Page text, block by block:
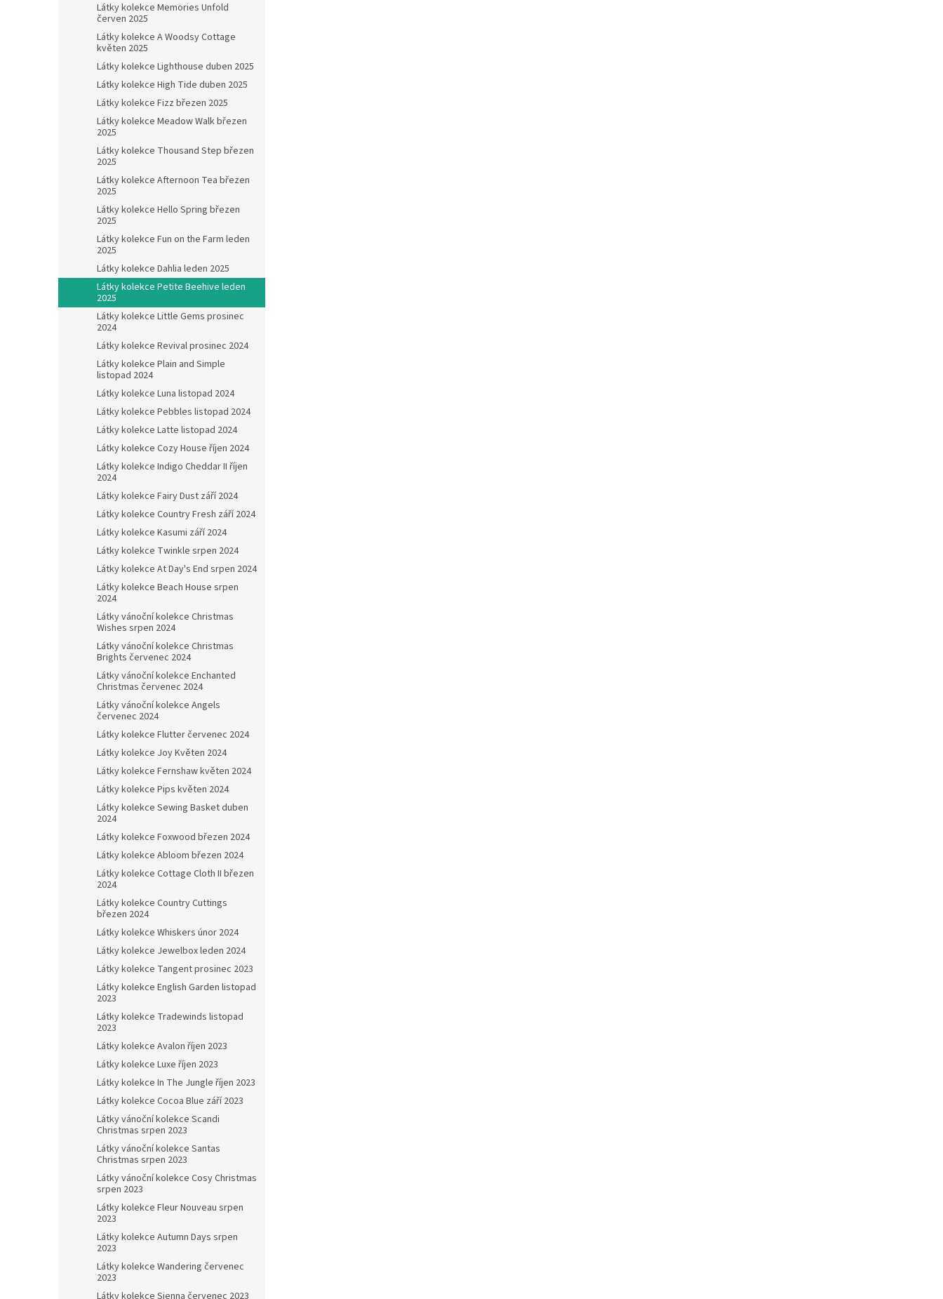
Látky kolekce Memories Unfold
červen 2025
Látky kolekce A Woodsy Cottage
květen 2025
Látky kolekce Lighthouse duben 2025
Látky kolekce High Tide duben 2025
Látky kolekce Fizz březen 2025
Látky kolekce Meadow Walk březen
2025
Látky kolekce Thousand Step březen
2025
Látky kolekce Afternoon Tea březen
2025
Látky kolekce Hello Spring březen
2025
Látky kolekce Fun on the Farm leden
2025
Látky kolekce Dahlia leden 2025
Látky kolekce Petite Beehive leden
2025
Látky kolekce Little Gems prosinec
2024
Látky kolekce Revival prosinec 2024
Látky kolekce Plain and Simple
listopad 2024
Látky kolekce Luna listopad 2024
Látky kolekce Pebbles listopad 2024
Látky kolekce Latte listopad 2024
Látky kolekce Cozy House říjen 2024
Látky kolekce Indigo Cheddar II říjen
2024
Látky kolekce Fairy Dust září 2024
Látky kolekce Country Fresh září 2024
Látky kolekce Kasumi září 2024
Látky kolekce Twinkle srpen 2024
Látky kolekce At Day's End srpen 2024
Látky kolekce Beach House srpen
2024
Látky vánoční kolekce Christmas
Wishes srpen 2024
Látky vánoční kolekce Christmas
Brights červenec 2024
Látky vánoční kolekce Enchanted
Christmas červenec 2024
Látky vánoční kolekce Angels
červenec 2024
Látky kolekce Flutter červenec 2024
Látky kolekce Joy Květen 2024
Látky kolekce Fernshaw květen 2024
Látky kolekce Pips květen 2024
Látky kolekce Sewing Basket duben
2024
Látky kolekce Foxwood březen 2024
Látky kolekce Abloom březen 2024
Látky kolekce Cottage Cloth II březen
2024
Látky kolekce Country Cuttings
březen 2024
Látky kolekce Whiskers únor 2024
Látky kolekce Jewelbox leden 2024
Látky kolekce Tangent prosinec 2023
Látky kolekce English Garden listopad
2023
Látky kolekce Tradewinds listopad
2023
Látky kolekce Avalon říjen 2023
Látky kolekce Luxe říjen 2023
Látky kolekce In The Jungle říjen 2023
Látky kolekce Cocoa Blue září 2023
Látky vánoční kolekce Scandi
Christmas srpen 2023
Látky vánoční kolekce Santas
Christmas srpen 2023
Látky vánoční kolekce Cosy Christmas
srpen 2023
Látky kolekce Fleur Nouveau srpen
2023
Látky kolekce Autumn Days srpen
2023
Látky kolekce Wandering červenec
2023
Látky kolekce Sienna červenec 2023